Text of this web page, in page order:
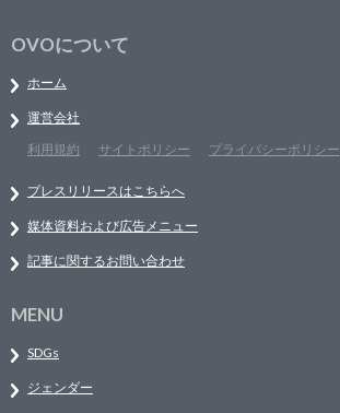
OVOについて
ホーム
運営会社
利用規約
サイトポリシー プライバシーポリシー
プレスリリースはこちらへ
媒体資料および広告メニュー
記事に関するお問い合わせ
MENU
SDGs
ジェンダー